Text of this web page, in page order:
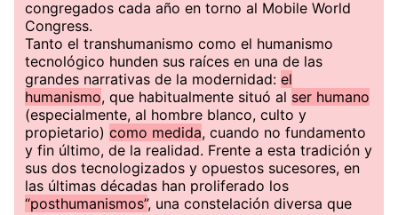
congregados cada año en torno al Mobile World
Congress.
Tanto el transhumanismo como el humanismo
tecnológico hunden sus raíces en una de las
grandes narrativas de la modernidad: el
humanismo, que habitualmente situó al ser humano
(especialmente, al hombre blanco, culto y
propietario) como medida, cuando no fundamento
y fin último, de la realidad. Frente a esta tradición y
sus dos tecnologizados y opuestos sucesores, en
las últimas décadas han proliferado los
“posthumanismos”, una constelación diversa que